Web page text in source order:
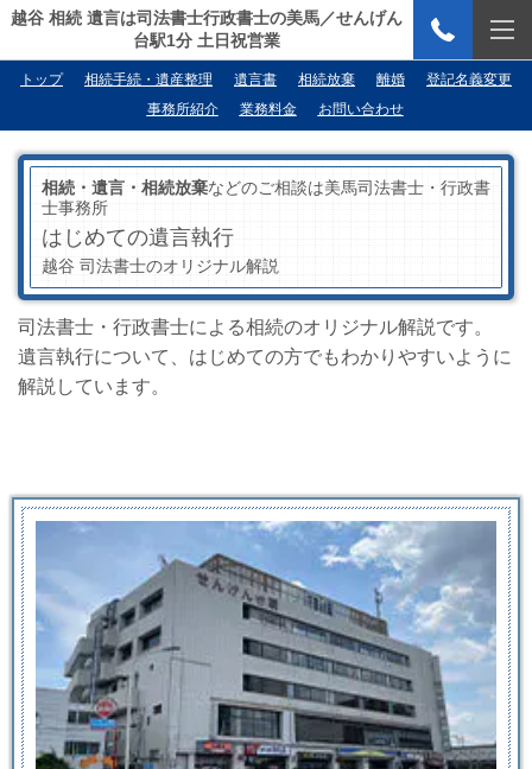
越谷 相続 遺言は司法書士行政書士の美馬／せんげん
台駅1分 土日祝営業
トップ 相続手続・遺産整理 遺言書 相続放棄 離婚
登記名義変更
事務所紹介
業務料金 お問い合わせ
相続・遺言・相続放棄などのご相談は美馬司法書士・行政書
士事務所
はじめての遺言執行
越谷 司法書士のオリジナル解説
司法書士・行政書士による相続のオリジナル解説です。
遺言執行について、はじめての方でもわかりやすいように
解説しています。